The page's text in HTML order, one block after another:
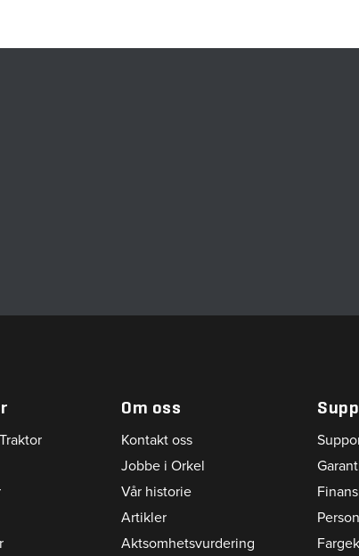
Om oss
Kontakt oss
Jobbe i Orkel
Vår historie
Artikler
Aktsomhetsvurdering